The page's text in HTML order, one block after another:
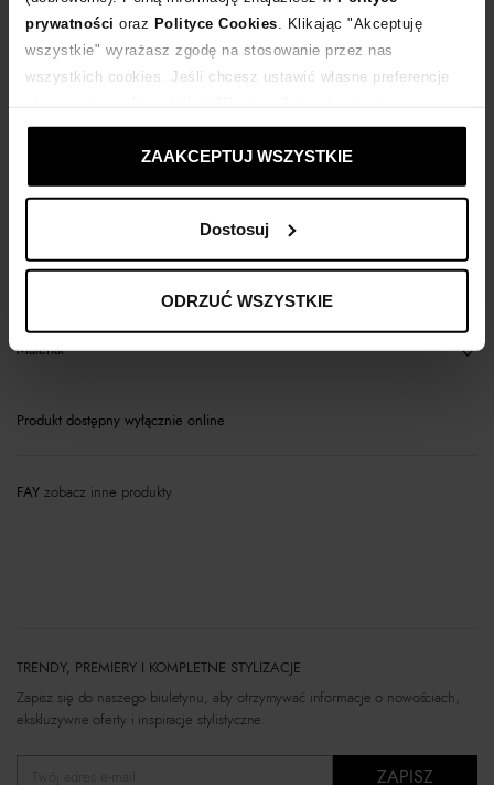
prywatności oraz Polityce Cookies . Klikając "Akceptuję
wszystkie" wyrażasz zgodę na stosowanie przez nas
wszystkich cookies. Jeśli chcesz ustawić własne preferencje
ustawienia prywatności.
ZAAKCEPTUJ WSZYSTKIE
Dostosuj
ODRZUĆ WSZYSTKIE
14 dni na zwrot towaru
Materiał
Produkt dostępny wyłącznie online
FAY zobacz inne produkty
TRENDY, PREMIERY I KOMPLETNE STYLIZACJE
Zapisz się do naszego biuletynu, aby otrzymywać informacje o nowościach,
ekskluzywne oferty i inspiracje stylistyczne.
ZAPISZ